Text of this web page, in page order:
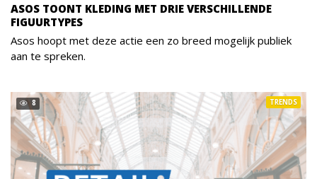
ASOS TOONT KLEDING MET DRIE VERSCHILLENDE
FIGUURTYPES
Asos hoopt met deze actie een zo breed mogelijk publiek
aan te spreken.
8 TRENDS